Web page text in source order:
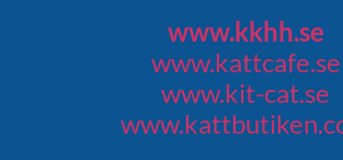
www.kkhh.se
www.kattcafe.se
www.kit-cat.se